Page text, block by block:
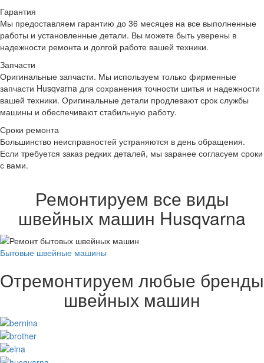
Гарантия
Мы предоставляем гарантию до 36 месяцев на все выполненные
работы и установленные детали. Вы можете быть уверены в
надежности ремонта и долгой работе вашей техники.
Запчасти
Оригинальные запчасти. Мы используем только фирменные
запчасти Husqvarna для сохранения точности шитья и надежности
вашей техники. Оригинальные детали продлевают срок службы
машины и обеспечивают стабильную работу.
Сроки ремонта
Большинство неисправностей устраняются в день обращения.
Если требуется заказ редких деталей, мы заранее согласуем сроки
с вами.
Ремонтируем все виды
швейных машин Husqvarna
Бытовые швейные машины
Отремонтируем любые бренды
швейных машин